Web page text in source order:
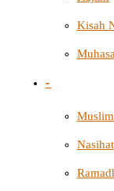
Kisah
-
Nasihat